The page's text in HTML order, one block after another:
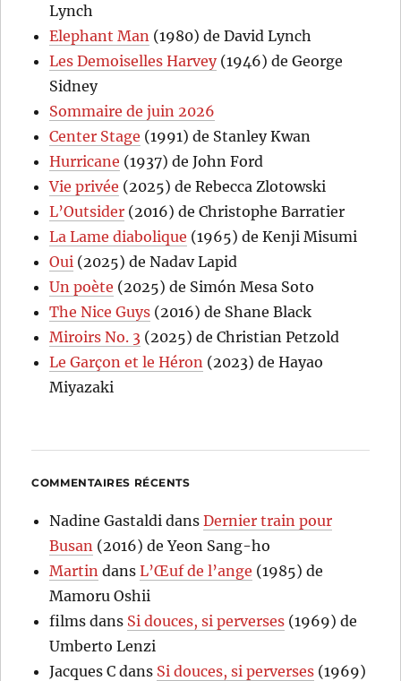
Lynch
Elephant Man (1980) de David Lynch
Les Demoiselles Harvey(1946) de George
Sidney
Sommaire de juin 2026
Center Stage (1991) de Stanley Kwan
Hurricane (1937) de John Ford
Vie privée (2025) de Rebecca Zlotowski
L’Outsider (2016) de Christophe Barratier
La Lame diabolique (1965) de Kenji Misumi
Oui (2025) de Nadav Lapid
Un poète (2025) de Simón Mesa Soto
The Nice Guys (2016) de Shane Black
Miroirs No. 3 (2025) de Christian Petzold
Le Garçon et le Héron (2023) de Hayao
Miyazaki
COMMENTAIRES RÉCENTS
Nadine Gastaldi dansDernier train pour
Busan (2016) de Yeon Sang-ho
Martin dansL’Œuf de l’ange (1985) de
Mamoru Oshii
films dans Si douces, si perverses (1969) de
Umberto Lenzi
Jacques C dans Si douces, si perverses (1969)